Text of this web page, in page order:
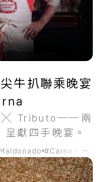
牛扒聯乘晚宴
╳ Tributo──兩
呈獻四手晚宴。
#Carna by...